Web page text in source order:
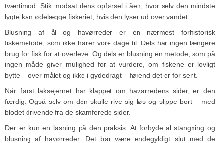
tværtimod. Stik modsat dens opførsel i åen, hvor selv den mindste
lygte kan ødelægge fiskeriet, hvis den lyser ud over vandet.
Blusning af ål og havørreder er en nærmest forhistorisk
fiskemetode, som ikke hører vore dage til. Dels har ingen længere
brug for fisk for at overleve. Og dels er blusning en metode, som på
ingen måde giver mulighed for at vurdere, om fiskene er lovligt
bytte – over målet og ikke i gydedragt – førend det er for sent.
Når først laksejernet har klappet om havørredens sider, er den
færdig. Også selv om den skulle rive sig løs og slippe bort – med
blodet drivende fra de skamferede sider.
Der er kun en løsning på den praksis: At forbyde al stangning og
blusning af havørreder. Det bør være endegyldigt slut med de